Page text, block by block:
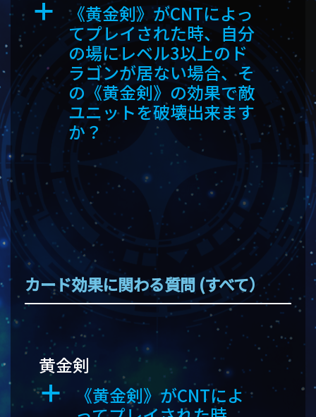
a
《黄金剣》がCNTによっ
てプレイされた時、自分
の場にレベル3以上のド
ラゴンが居ない場合、そ
の《黄金剣》の効果で敵
ユニットを破壊出来ます
か？
カード効果に関わる質問 (すべて）
黄金剣
a
《黄金剣》がCNTによ